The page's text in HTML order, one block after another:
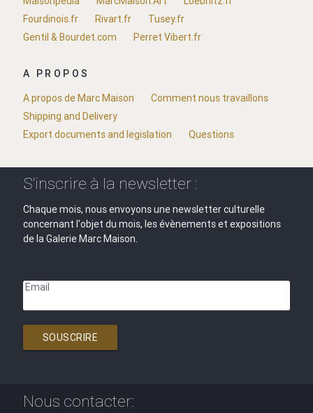
Fourdinois.fr
Rivart.fr
Tusey.fr
Gentil & Bourdet.com
Perret Vibert.fr
A PROPOS
A propos de Marc Maison
Comment nous travaillons
Shipping and Delivery
Export documents and legislation
Questions
S'inscrire à la newsletter :
Chaque mois, nous envoyons une newsletter culturelle
concernant l'objet du mois, les évènements et expositions
de la Galerie Marc Maison.
Email
SOUSCRIRE
Nous contacter: